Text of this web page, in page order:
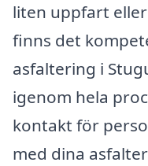
liten uppfart
finns det
asfaltering i
igenom hela
kontakt för
med dina